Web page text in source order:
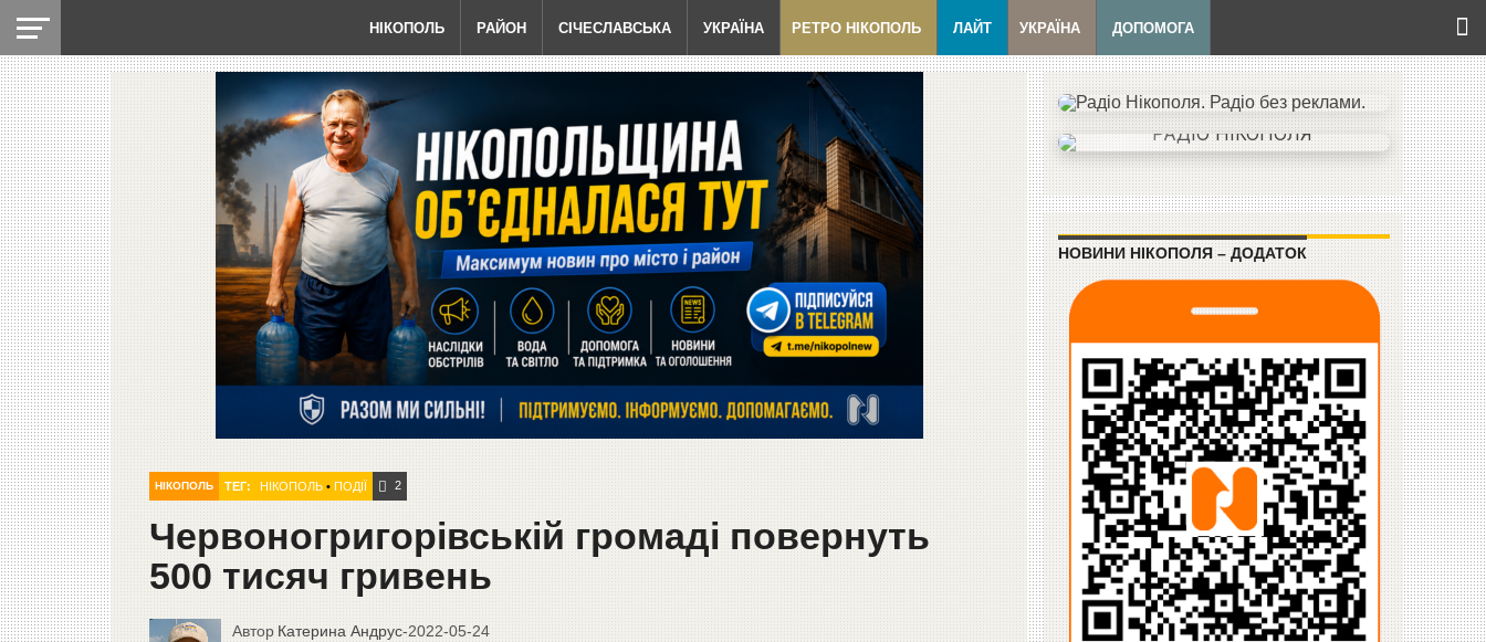
НІКОПОЛЬ РАЙОН СІЧЕСЛАВСЬКА УКРАЇНА РЕТРО НІКОПОЛЬ ЛАЙТ УКРАЇНА ДОПОМОГА
НІКОПОЛЬ ТЕГ: НІКОПОЛЬ• ПОДІЇ 2
Червоногригорівській громаді повернуть
500 тисяч гривень
Автор Катерина Андрус-2022-05-24
НОВИНИ НІКОПОЛЯ – ДОДАТОК